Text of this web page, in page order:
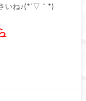
いね♪(*´▽｀*)